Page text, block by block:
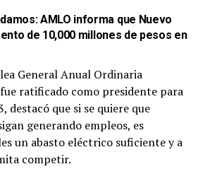
AMLO informa que Nuevo
de 10,000 millones de pesos en
General Anual Ordinaria
ratificado como presidente para
destacó que si se quiere que
generando empleos, es
un abasto eléctrico suficiente y a
competir.